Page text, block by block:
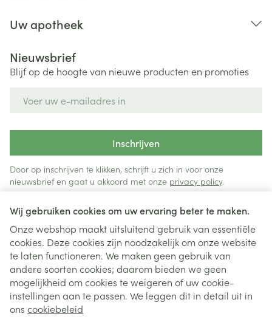
Wij gebruiken cookies om uw ervaring beter te maken.
Onze webshop maakt uitsluitend gebruik van essentiële
cookies. Deze cookies zijn noodzakelijk om onze website
te laten functioneren. We maken geen gebruik van
andere soorten cookies; daarom bieden we geen
mogelijkheid om cookies te weigeren of uw cookie-
instellingen aan te passen. We leggen dit in detail uit in
ons cookiebeleid
Uw apotheek
Nieuwsbrief
Blijf op de hoogte van nieuwe producten en promoties
Inschrijven
Door op inschrijven te klikken, schrijft u zich in voor onze
nieuwsbrief en gaat u akkoord met onze privacy policy.
Juridische links